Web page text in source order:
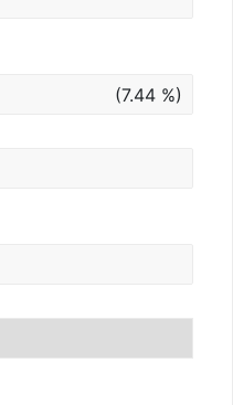
(7.44 %)